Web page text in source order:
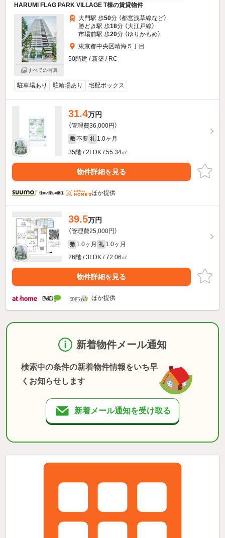
HARUMI FLAG PARK VILLAGE T棟の賃貸物件
すべての写真
大門駅 歩50分 （都営浅草線など）
勝どき駅 歩18分 （大江戸線）
市場前駅 歩20分 （ゆりかもめ）
東京都中央区晴海５丁目
50階建 / 新築 / RC
駐車場あり 駐輪場あり 宅配ボックス
31.4万円
（管理費36,000円）
敷 不要 礼 1.0ヶ月
35階 / 2LDK / 55.34㎡
物件詳細を見る
ほか提供
39.5万円
（管理費25,000円）
敷 1.0ヶ月 礼 1.0ヶ月
26階 / 3LDK / 72.06㎡
物件詳細を見る
ほか提供
新着物件メール通知
検索中の条件の新着物件情報をいち早
くお知らせします
新着メール通知を受け取る